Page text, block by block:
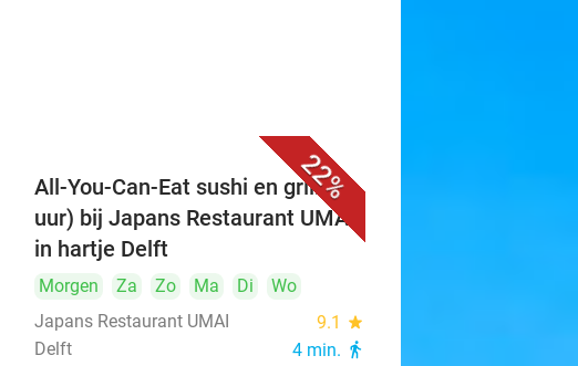
22%
All-You-Can-Eat sushi en grill (3
uur) bij Japans Restaurant UMAI
in hartje Delft
Morgen Za Zo Ma Di
Wo
Japans Restaurant UMAI
9.1 star
Delft 4 min. directions_walk